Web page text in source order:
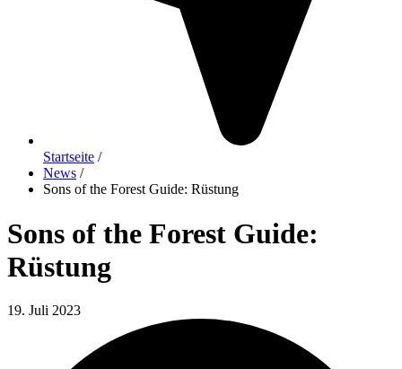
Startseite /
News /
Sons of the Forest Guide: Rüstung
Sons of the Forest Guide:
Rüstung
19. Juli 2023